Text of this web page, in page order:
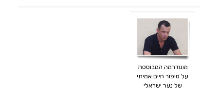
מונודרמה המבוססת
על סיפור חיים אמיתי
של נער ישראלי